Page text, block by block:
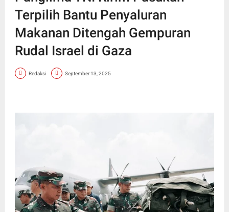
Terpilih Bantu Penyaluran
Makanan Ditengah Gempuran
Rudal Israel di Gaza
Redaksi September 13, 2025